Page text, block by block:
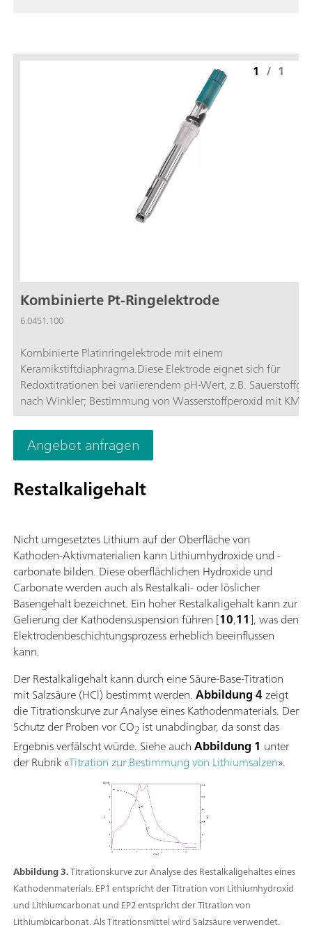
Kombinierte Pt-Ringelektrode
6.0451.100
Kombinierte Platinringelektrode mit einem
Keramikstiftdiaphragma.Diese Elektrode eignet sich für
Redoxtitrationen bei variierendem pH-Wert, z.B.
nach Winkler; Bestimmung von Wasserstoffperoxid mit
Diazotierungs-Titrationen; Als Referenzelektrolyt und zur
Aufbewahrung wird c(KCl) = 3 mol/ L verwendet.
1 / 1
Angebot anfragen
Restalkaligehalt
Abbildung 3.Titrationskurve zur Analyse des Restalkaligehaltes eines
Kathodenmaterials. EP1 entspricht der Titration von Lithiumhydroxid
und Lithiumcarbonat und EP2 entspricht der Titration von
Lithiumbicarbonat. Als Titrationsmittel wird Salzsäure verwendet.
Nicht umgesetztes Lithium auf der Oberfläche von
Kathoden-Aktivmaterialien kann Lithiumhydroxide und -
carbonate bilden. Diese oberflächlichen Hydroxide und
Carbonate werden auch als Restalkali- oder löslicher
Basengehalt bezeichnet. Ein hoher Restalkaligehalt kann zur
Gelierung der Kathodensuspension führen [10,11], was den
Elektrodenbeschichtungsprozess erheblich beeinflussen
kann.
Der Restalkaligehalt kann durch eine Säure-Base-Titration
mit Salzsäure (HCl) bestimmt werden.Abbildung 4zeigt
die Titrationskurve zur Analyse eines Kathodenmaterials. Der
Schutz der Proben vor CO2 ist unabdingbar, da sonst das
Ergebnis verfälscht würde. Siehe auchAbbildung 1 unter
der Rubrik «Titration zur Bestimmung von Lithiumsalzen».